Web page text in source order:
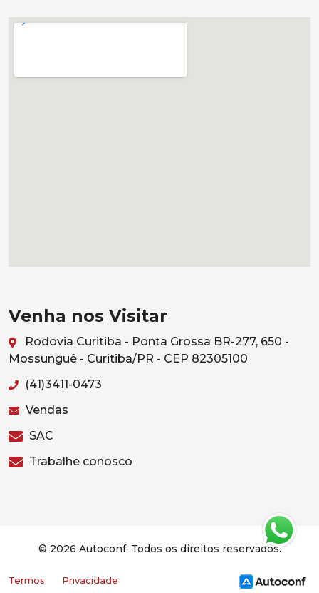
Venha nos Visitar
Rodovia Curitiba - Ponta Grossa BR-277, 650 -
Mossunguê - Curitiba/PR - CEP 82305100
(41)3411-0473
Vendas
SAC
Trabalhe conosco
© 2026 Autoconf. Todos os direitos reservados.
Termos Privacidade